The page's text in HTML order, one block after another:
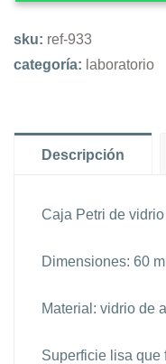
sku: ref-933
categoría: laboratorio
Descripción
Caja Petri de
Dimensiones: 60
Material: vidrio de
Superficie lisa que